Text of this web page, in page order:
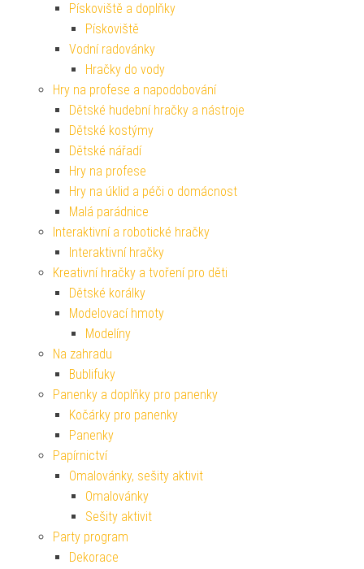
Pískoviště a doplňky
Pískoviště
Vodní radovánky
Hračky do vody
Hry na profese a napodobování
Dětské hudební hračky a nástroje
Dětské kostýmy
Dětské nářadí
Hry na profese
Hry na úklid a péči o domácnost
Malá parádnice
Interaktivní a robotické hračky
Interaktivní hračky
Kreativní hračky a tvoření pro děti
Dětské korálky
Modelovací hmoty
Modelíny
Na zahradu
Bublifuky
Panenky a doplňky pro panenky
Kočárky pro panenky
Panenky
Papírnictví
Omalovánky, sešity aktivit
Omalovánky
Sešity aktivit
Party program
Dekorace